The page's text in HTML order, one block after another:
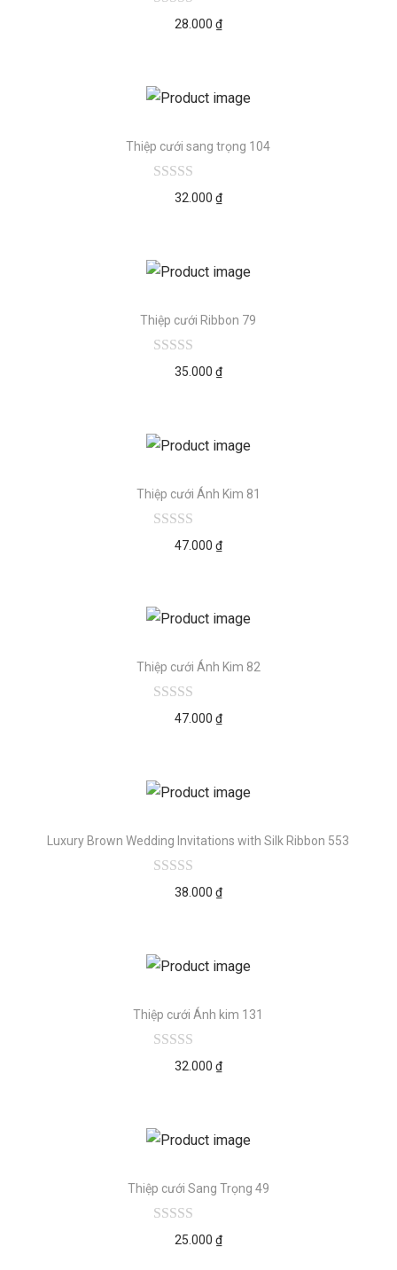
28.000 ₫
Thiệp cưới sang trọng 104
32.000 ₫
Thiệp cưới Ribbon 79
35.000 ₫
Thiệp cưới Ánh Kim 81
47.000 ₫
Thiệp cưới Ánh Kim 82
47.000 ₫
Luxury Brown Wedding Invitations with Silk Ribbon 553
38.000 ₫
Thiệp cưới Ánh kim 131
32.000 ₫
Thiệp cưới Sang Trọng 49
25.000 ₫